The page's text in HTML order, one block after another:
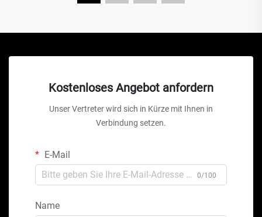
Kostenloses Angebot anfordern
Unser Vertreter wird sich in Kürze mit Ihnen in
Verbindung setzen.
E-Mail
0/100
Name